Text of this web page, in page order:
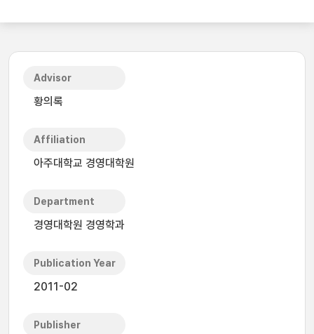
Advisor
황의록
Affiliation
아주대학교 경영대학원
Department
경영대학원 경영학과
Publication Year
2011-02
Publisher